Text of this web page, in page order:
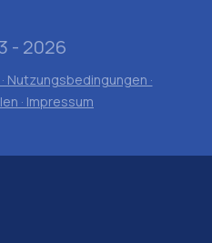
- 2026
Nutzungsbedingungen ·
· Impressum